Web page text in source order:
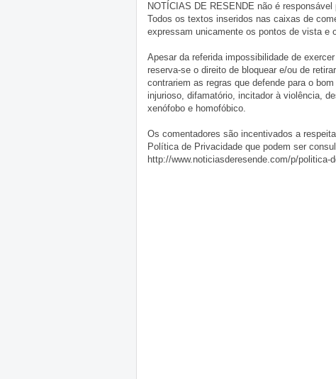
NOTÍCIAS DE RESENDE não é
Todos os textos inseridos nas caixas de
expressam unicamente os pontos de vista e
Apesar da referida impossibilidade de
reserva-se o direito de bloquear e/ou de
contrariem as regras que defende para o
injurioso, difamatório, incitador à violência,
xenófobo e homofóbico.
Os comentadores são incentivados a
Política de Privacidade que podem ser
http://www.noticiasderesende.com/p/politica-